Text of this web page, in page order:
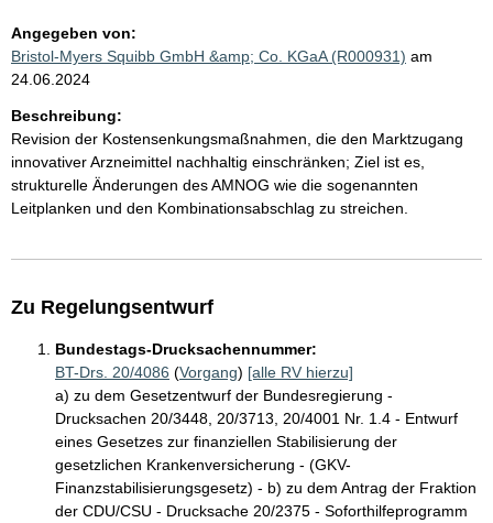
Angegeben von:
Bristol-Myers Squibb GmbH &amp; Co. KGaA (R000931) am
24.06.2024
Beschreibung:
Revision der Kostensenkungsmaßnahmen, die den Marktzugang
innovativer Arzneimittel nachhaltig einschränken; Ziel ist es,
strukturelle Änderungen des AMNOG wie die sogenannten
Leitplanken und den Kombinationsabschlag zu streichen.
Zu Regelungsentwurf
Bundestags-Drucksachennummer:
BT-Drs. 20/4086 (Vorgang) [alle RV hierzu]
a) zu dem Gesetzentwurf der Bundesregierung -
Drucksachen 20/3448, 20/3713, 20/4001 Nr. 1.4 - Entwurf
eines Gesetzes zur finanziellen Stabilisierung der
gesetzlichen Krankenversicherung - (GKV-
Finanzstabilisierungsgesetz) - b) zu dem Antrag der Fraktion
der CDU/CSU - Drucksache 20/2375 - Soforthilfeprogramm